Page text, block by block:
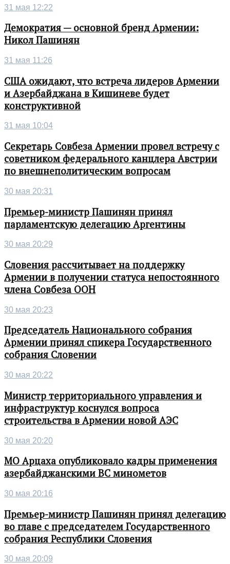
31 мая 12:22
Демократия — основной бренд Армении:
Никол Пашинян
31 мая 11:26
США ожидают, что встреча лидеров Армении
и Азербайджана в Кишиневе будет
конструктивной
31 мая 10:04
Секретарь Совбеза Армении провел встречу с
советником федерального канцлера Австрии
по внешнеполитическим вопросам
30 мая 20:31
Премьер-министр Пашинян принял
парламентскую делегацию Аргентины
30 мая 20:29
Словения рассчитывает на поддержку
Армении в получении статуса непостоянного
члена Совбеза ООН
30 мая 20:23
Председатель Национального собрания
Армении принял спикера Государственного
собрания Словении
30 мая 20:22
Министр территориального управления и
инфраструктур коснулся вопроса
строительства в Армении новой АЭС
30 мая 20:20
МО Арцаха опубликовало кадры применения
азербайджанскими ВС минометов
30 мая 20:16
Премьер-министр Пашинян принял делегацию
во главе с председателем Государственного
собрания Республики Словения
30 мая 20:09